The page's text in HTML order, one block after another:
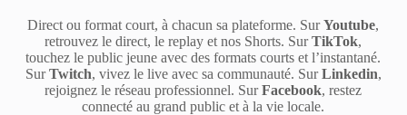
Direct ou format court, à chacun sa plateforme. SurYoutube,
retrouvez le direct, le replay et nos Shorts. SurTikTok,
touchez le public jeune avec des formats courts et l’instantané.
SurTwitch, vivez le live avec sa communauté. SurLinkedin,
rejoignez le réseau professionnel. SurFacebook, restez
connecté au grand public et à la vie locale.